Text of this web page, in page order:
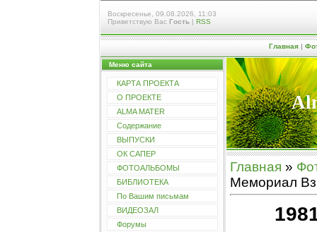
Воскресенье, 09.08.2026, 11:03
Приветствую Вас Гость | RSS
Главная|
Меню сайта
КАРТА ПРОЕКТА
О ПРОЕКТЕ
ALMA MATER
Содержание
ВЫПУСКИ
ОК САПЕР
ФОТОАЛЬБОМЫ
БИБЛИОТЕКА
По Вашим письмам
ВИДЕОЗАЛ
Форумы
Главная »
Мемориал